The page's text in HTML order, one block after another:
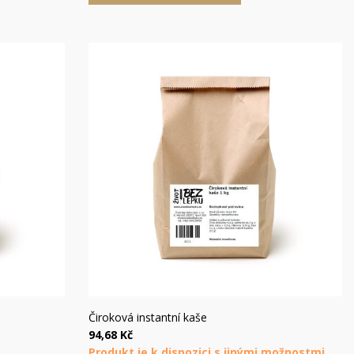
Rychlý náhled
Čiroková instantní kaše
94,68 Kč